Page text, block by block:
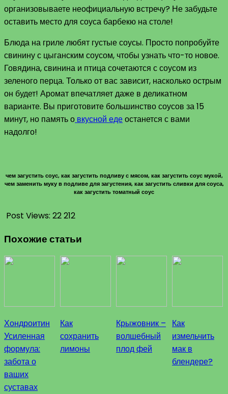
организовываете неофициальную встречу? Не забудьте
оставить место для соуса барбекю на столе!
Блюда на гриле любят густые соусы. Просто попробуйте
свинину с цыганским соусом, чтобы узнать что-то новое.
Говядина, свинина и птица сочетаются с соусом из
зеленого перца. Только от вас зависит, насколько острым
он будет! Аромат впечатляет даже в деликатном
варианте. Вы приготовите большинство соусов за 15
минут, но память о вкусной едеостанется с вами
надолго!
чем загустить соус, как загустить подливу с мясом, как загустить соус мукой,
чем заменить муку в подливе для загустения, как загустить сливки для соуса,
как загустить томатный соус
Post Views: 22 212
Похожие статьи
Хондроитин
Усиленная
формула:
забота о
ваших
суставах
Как
сохранить
лимоны
Крыжовник –
волшебный
плод фей
Как
измельчить
мак в
блендере?